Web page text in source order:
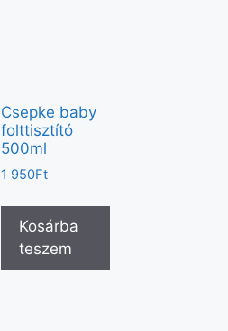
Csepke baby
folttisztító
500ml
1 950Ft
Kosárba
teszem